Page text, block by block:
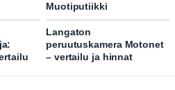
Muotiputiikki
Langaton
peruutuskamera Motonet
– vertailu ja hinnat